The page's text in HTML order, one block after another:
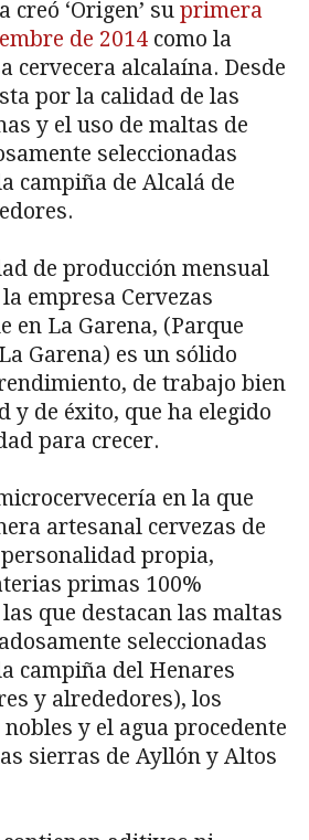
creó ‘Origen’ su primera
de 2014 como la
cervecera alcalaína. Desde
por la calidad de las
y el uso de maltas de
seleccionadas
campiña de Alcalá de
de producción mensual
empresa Cervezas
en La Garena, (Parque
Garena) es un sólido
de trabajo bien
y de éxito, que ha elegido
para crecer.
en la que
artesanal cervezas de
propia,
primas 100%
que destacan las maltas
seleccionadas
campiña del Henares
y alrededores), los
y el agua procedente
sierras de Ayllón y Altos